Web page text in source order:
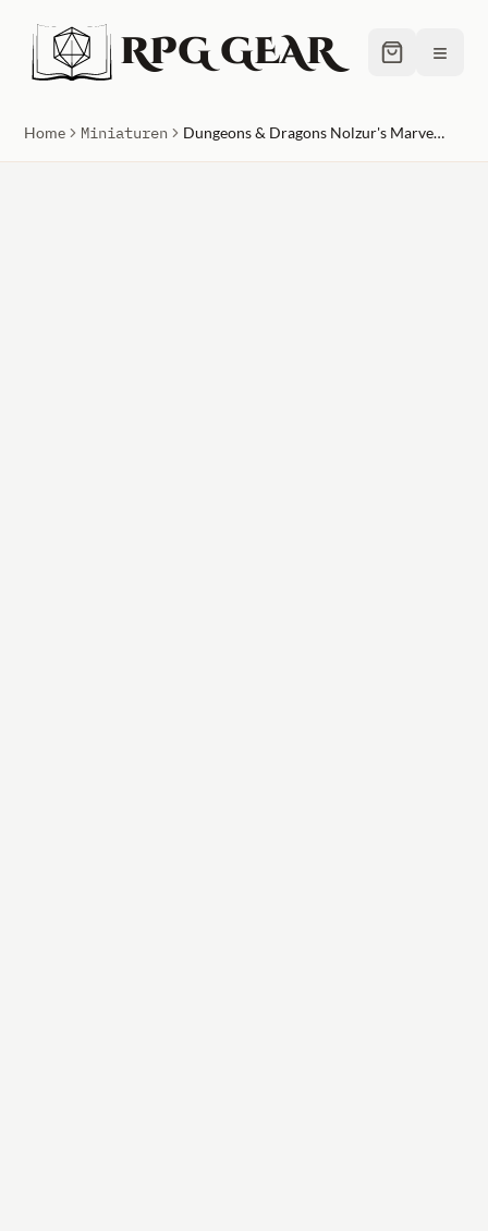
RPG GEAR ≡
Home Miniaturen Dungeons & Dragons Nolzur's Marvelous Unpainted Miniatures Dwarf Female Cleric